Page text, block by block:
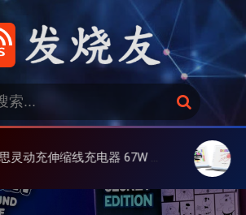
友
搜
索
耐用可伸缩线、氮化镓、3C多设备同时充 大上